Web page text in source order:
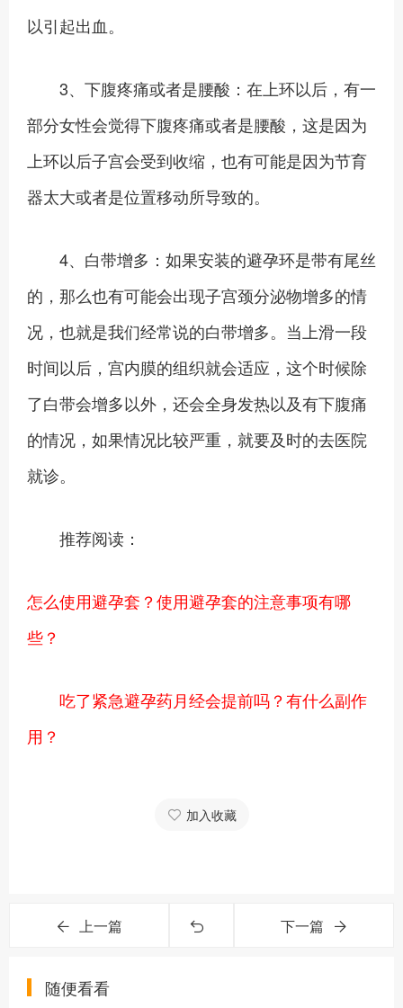
以引起出血。
3、下腹疼痛或者是腰酸：在上环以后，有一
部分女性会觉得下腹疼痛或者是腰酸，这是因为
上环以后子宫会受到收缩，也有可能是因为节育
器太大或者是位置移动所导致的。
4、白带增多：如果安装的避孕环是带有尾丝
的，那么也有可能会出现子宫颈分泌物增多的情
况，也就是我们经常说的白带增多。当上滑一段
时间以后，宫内膜的组织就会适应，这个时候除
了白带会增多以外，还会全身发热以及有下腹痛
的情况，如果情况比较严重，就要及时的去医院
就诊。
推荐阅读：
怎么使用避孕套？使用避孕套的注意事项有哪
些？
吃了紧急避孕药月经会提前吗？有什么副作
用？
加入收藏
上一篇 下一篇
随便看看